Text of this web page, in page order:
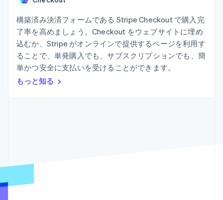
決済成功率の
最適化
Link
スピーディー
な決済
データの同
期
その他
Climate
ゲーム
ホスピタリティ、旅行、
レジャー
保険
メディアおよびエンター
テインメント
非営利団体
パブリックセクター
リソース
アプリへの導入
コードサンプル
開発者のブログ
API ステータス
お問い合わせ
営業にお問い合わせ
パートナーになる
構築済み決済フォームである Stripe Checkout で購入完
了率を高めましょう。Checkout をウェブサイトに埋め
込むか、Stripe がオンラインで提供するページを利用す
ることで、単発購入でも、サブスクリプションでも、簡
単かつ安全に支払いを受けることができます。
もっと知る